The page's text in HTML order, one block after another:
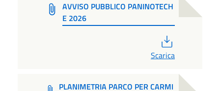
AVVISO PUBBLICO PANINOTECH
E 2026
Scarica
PLANIMETRIA PARCO PER CARMI